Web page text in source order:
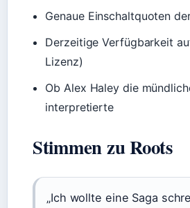
Genaue Einschaltquoten
Derzeitige Verfügbarkeit
Lizenz)
Ob Alex Haley die
interpretierte
Stimmen zu Roots
„Ich wollte eine Saga